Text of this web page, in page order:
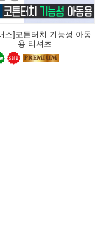
스]코튼터치 기능성 아동
용 티셔츠